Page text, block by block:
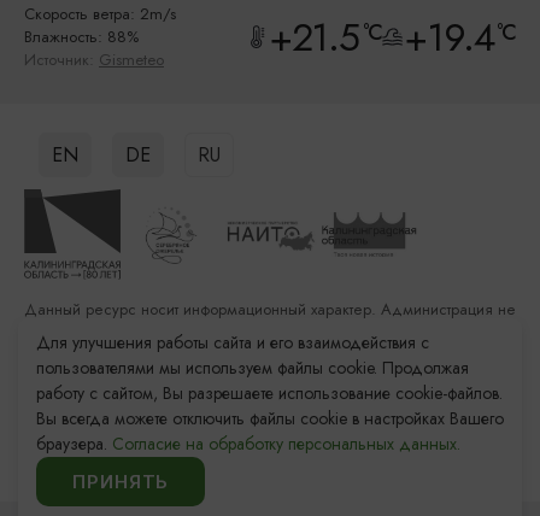
Скорость ветра: 2m/s
Влажность: 88%
Источник: Gismeteo +21.5°C +19.4°C
EN DE RU
© 2011–2026 «Туристский информационный центр
Калининградской области»
Данный ресурс носит информационный характер. Администрация не
несет ответственности за качество услуг, предоставленных
сторонними организациями
Разработка сайта: «Решение»
Продвижение сайта: Remarka Agency
Для улучшения работы сайта и его взаимодействия с
пользователями мы используем файлы cookie. Продолжая
работу с сайтом, Вы разрешаете использование cookie-файлов.
Вы всегда можете отключить файлы cookie в настройках Вашего
браузера. Согласие на обработку персональных данных.
ПРИНЯТЬ